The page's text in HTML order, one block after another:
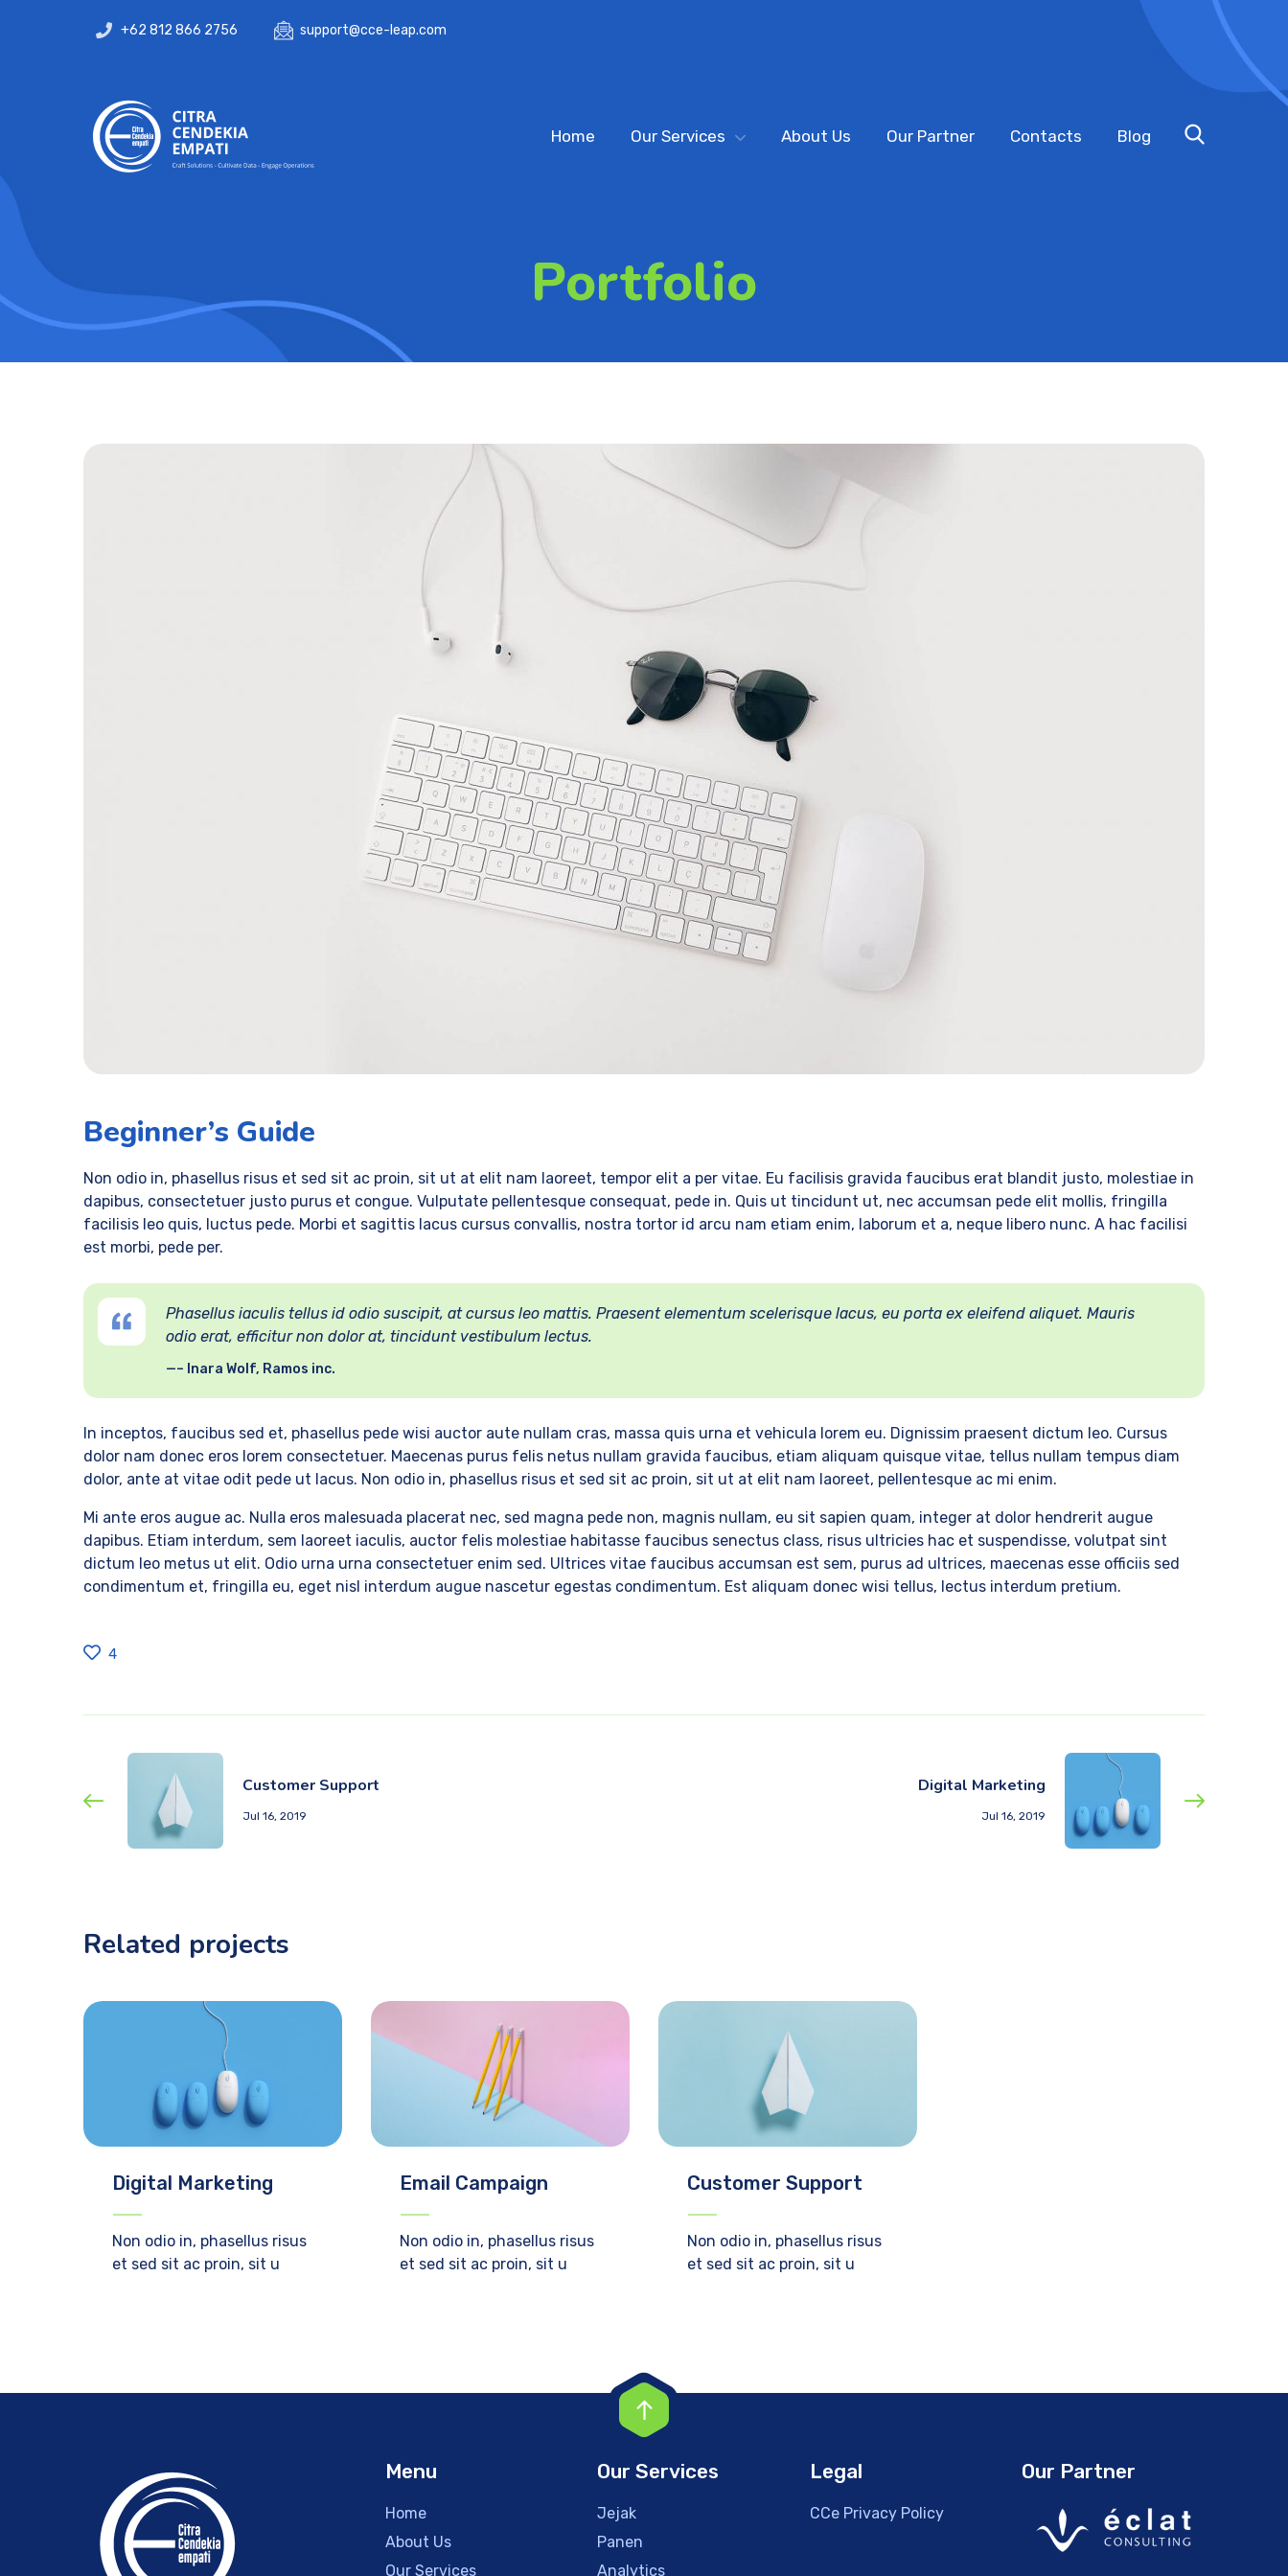
+62 812 866 2756 support@cce-leap.com
Home Our Services About Us Our Partner Contacts Blog
Portfolio
Beginner’s Guide
Non odio in, phasellus risus et sed sit ac proin, sit ut at elit nam laoreet, tempor elit a per vitae. Eu facilisis gravida faucibus erat blandit justo, molestiae in
dapibus, consectetuer justo purus et congue. Vulputate pellentesque consequat, pede in. Quis ut tincidunt ut, nec accumsan pede elit mollis, fringilla
facilisis leo quis, luctus pede. Morbi et sagittis lacus cursus convallis, nostra tortor id arcu nam etiam enim, laborum et a, neque libero nunc. A hac facilisi
est morbi, pede per.
Phasellus iaculis tellus id odio suscipit, at cursus leo mattis. Praesent elementum scelerisque lacus, eu porta ex eleifend aliquet. Mauris
odio erat, efficitur non dolor at, tincidunt vestibulum lectus.
– Inara Wolf, Ramos inc.
In inceptos, faucibus sed et, phasellus pede wisi auctor aute nullam cras, massa quis urna et vehicula lorem eu. Dignissim praesent dictum leo. Cursus
dolor nam donec eros lorem consectetuer. Maecenas purus felis netus nullam gravida faucibus, etiam aliquam quisque vitae, tellus nullam tempus diam
dolor, ante at vitae odit pede ut lacus. Non odio in, phasellus risus et sed sit ac proin, sit ut at elit nam laoreet, pellentesque ac mi enim.
Mi ante eros augue ac. Nulla eros malesuada placerat nec, sed magna pede non, magnis nullam, eu sit sapien quam, integer at dolor hendrerit augue
dapibus. Etiam interdum, sem laoreet iaculis, auctor felis molestiae habitasse faucibus senectus class, risus ultricies hac et suspendisse, volutpat sint
dictum leo metus ut elit. Odio urna urna consectetuer enim sed. Ultrices vitae faucibus accumsan est sem, purus ad ultrices, maecenas esse officiis sed
condimentum et, fringilla eu, eget nisl interdum augue nascetur egestas condimentum. Est aliquam donec wisi tellus, lectus interdum pretium.
4
Customer Support
Jul 16, 2019
Digital Marketing
Jul 16, 2019
Related projects
Digital Marketing
Non odio in, phasellus risus
et sed sit ac proin, sit u
Email Campaign
Non odio in, phasellus risus
et sed sit ac proin, sit u
Customer Support
Non odio in, phasellus risus
et sed sit ac proin, sit u
Menu
Home
About Us
Our Services
Our Services
Jejak
Panen
Analytics
Legal
CCe Privacy Policy
Our Partner